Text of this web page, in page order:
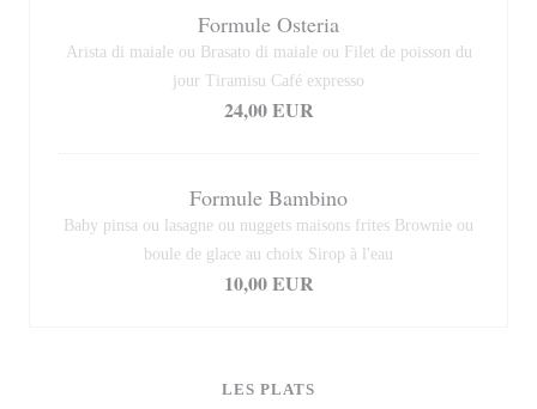
Formule Osteria
Arista di maiale ou Brasato di maiale ou Filet de poisson du
jour Tiramisu Café expresso
24,00 EUR
Formule Bambino
Baby pinsa ou lasagne ou nuggets maisons frites Brownie ou
boule de glace au choix Sirop à l'eau
10,00 EUR
LES PLATS